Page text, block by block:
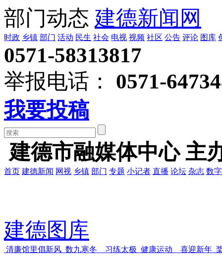
部门动态 建德新闻网
时政 乡镇 部门 活动 民生 社会 电视 视频 社区 公告 评论 图库
0571-58313817
举报电话：
0571-
我要投稿
建德市融媒体中心 主
首页 建德新闻 网视 乡镇 部门 专题 小记者 直播 论坛 杂志 数
建德图库
清廉馆里倡新风 数九寒冬 习练太极 健康运动 喜迎新年